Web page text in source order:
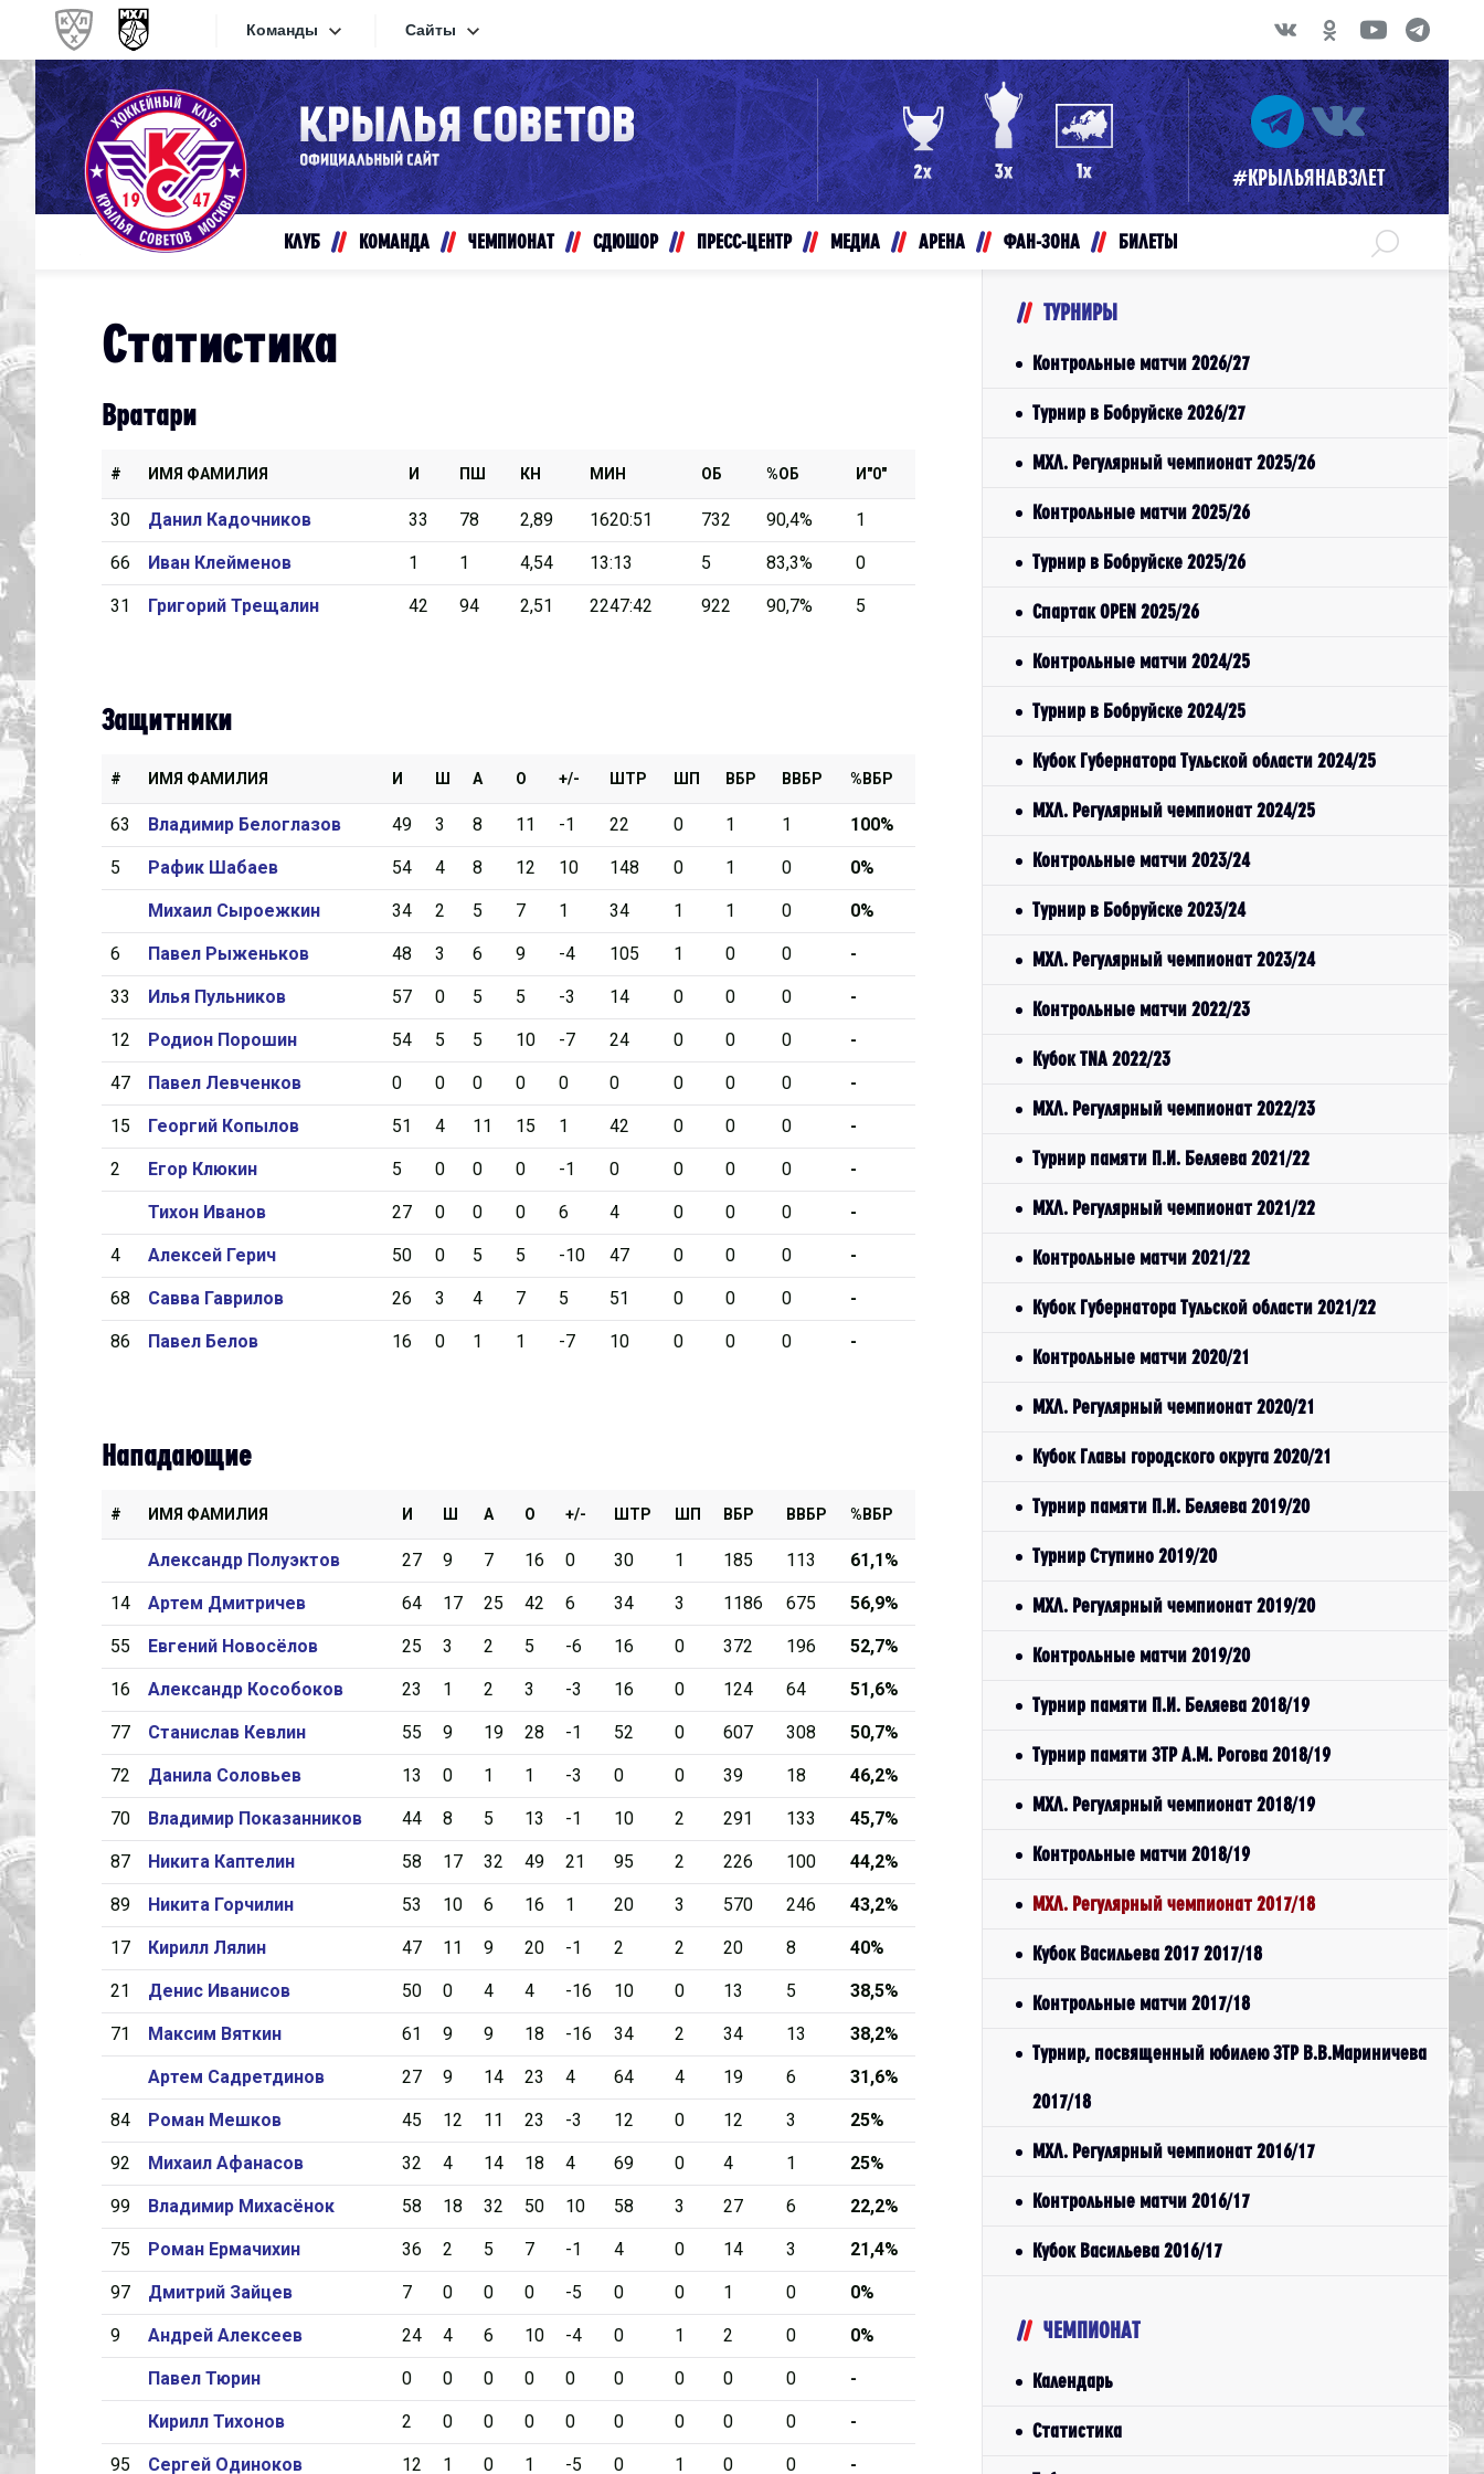
Команды
Конференция «Запад»
Дивизион Золотой
Академия Михайлова
Локо
Дивизион Серебряный
АКМ-Юниор
МХК Спартак-МАХ
СМО МХК Атлант
Тайфун
ХК Капитан
Конференция «Восток»
Дивизион Золотой
Авто
Чайка
Дивизион Серебряный
Красноярские Рыси
Сибирские Cнайперы
Спутник Ал
Тюменский Легион
Сайты
Сайты
Видеотрансляции
Хайлайты
#КРЫЛЬЯНАВЗЛЕТ
КЛУБ КОМАНДА ЧЕМПИОНАТ СДЮШОР ПРЕСС-ЦЕНТР МЕДИА АРЕНА ФАН-ЗОНА БИЛЕТЫ
Статистика
Вратари
# ИМЯ ФАМИЛИЯ И ПШ КН МИН ОБ %ОБ И"0"
30 Данил Кадочников 33 78 2,89 1620:51 732 90,4% 1
66 Иван Клейменов 1 1 4,54 13:13 5 83,3% 0
31 Григорий Трещалин 42 94 2,51 2247:42 922 90,7% 5
Защитники
# ИМЯ ФАМИЛИЯ И Ш А О +/- ШТР ШП ВБР ВВБР %ВБР
63 Владимир Белоглазов 49 3 8 11 -1 22 0 1 1 100%
5 Рафик Шабаев 54 4 8 12 10 148 0 1 0 0%
Михаил Сыроежкин 34 2 5 7 1 34 1 1 0 0%
6 Павел Рыженьков 48 3 6 9 -4 105 1 0 0 -
33 Илья Пульников 57 0 5 5 -3 14 0 0 0 -
12 Родион Порошин 54 5 5 10 -7 24 0 0 0 -
47 Павел Левченков 0 0 0 0 0 0 0 0 0 -
15 Георгий Копылов 51 4 11 15 1 42 0 0 0 -
2 Егор Клюкин 5 0 0 0 -1 0 0 0 0 -
Тихон Иванов 27 0 0 0 6 4 0 0 0 -
4 Алексей Герич 50 0 5 5 -10 47 0 0 0 -
68 Савва Гаврилов 26 3 4 7 5 51 0 0 0 -
86 Павел Белов 16 0 1 1 -7 10 0 0 0 -
Нападающие
# ИМЯ ФАМИЛИЯ И Ш А О +/- ШТР ШП ВБР ВВБР %ВБР
Александр Полуэктов 27 9 7 16 0 30 1 185 113 61,1%
14 Артем Дмитричев 64 17 25 42 6 34 3 1186 675 56,9%
55 Евгений Новосёлов 25 3 2 5 -6 16 0 372 196 52,7%
16 Александр Кособоков 23 1 2 3 -3 16 0 124 64 51,6%
77 Станислав Кевлин 55 9 19 28 -1 52 0 607 308 50,7%
72 Данила Соловьев 13 0 1 1 -3 0 0 39 18 46,2%
70 Владимир Показанников 44 8 5 13 -1 10 2 291 133 45,7%
87 Никита Каптелин 58 17 32 49 21 95 2 226 100 44,2%
89 Никита Горчилин 53 10 6 16 1 20 3 570 246 43,2%
17 Кирилл Лялин 47 11 9 20 -1 2 2 20 8 40%
21 Денис Иванисов 50 0 4 4 -16 10 0 13 5 38,5%
71 Максим Вяткин 61 9 9 18 -16 34 2 34 13 38,2%
Артем Садретдинов 27 9 14 23 4 64 4 19 6 31,6%
84 Роман Мешков 45 12 11 23 -3 12 0 12 3 25%
92 Михаил Афанасов 32 4 14 18 4 69 0 4 1 25%
99 Владимир Михасёнок 58 18 32 50 10 58 3 27 6 22,2%
75 Роман Ермачихин 36 2 5 7 -1 4 0 14 3 21,4%
97 Дмитрий Зайцев 7 0 0 0 -5 0 0 1 0 0%
9 Андрей Алексеев 24 4 6 10 -4 0 1 2 0 0%
Павел Тюрин 0 0 0 0 0 0 0 0 0 -
Кирилл Тихонов 2 0 0 0 0 0 0 0 0 -
95 Сергей Одиноков 12 1 0 1 -5 0 1 0 0 -
ТУРНИРЫ
Контрольные матчи 2026/27
Турнир в Бобруйске 2026/27
МХЛ. Регулярный чемпионат 2025/26
Контрольные матчи 2025/26
Турнир в Бобруйске 2025/26
Спартак OPEN 2025/26
Контрольные матчи 2024/25
Турнир в Бобруйске 2024/25
Кубок Губернатора Тульской области 2024/25
МХЛ. Регулярный чемпионат 2024/25
Контрольные матчи 2023/24
Турнир в Бобруйске 2023/24
МХЛ. Регулярный чемпионат 2023/24
Контрольные матчи 2022/23
Кубок TNA 2022/23
МХЛ. Регулярный чемпионат 2022/23
Турнир памяти П.И. Беляева 2021/22
МХЛ. Регулярный чемпионат 2021/22
Контрольные матчи 2021/22
Кубок Губернатора Тульской области 2021/22
Контрольные матчи 2020/21
МХЛ. Регулярный чемпионат 2020/21
Кубок Главы городского округа 2020/21
Турнир памяти П.И. Беляева 2019/20
Турнир Ступино 2019/20
МХЛ. Регулярный чемпионат 2019/20
Контрольные матчи 2019/20
Турнир памяти П.И. Беляева 2018/19
Турнир памяти ЗТР А.М. Рогова 2018/19
МХЛ. Регулярный чемпионат 2018/19
Контрольные матчи 2018/19
МХЛ. Регулярный чемпионат 2017/18
Кубок Васильева 2017 2017/18
Контрольные матчи 2017/18
Турнир, посвященный юбилею ЗТР В.В.Мариничева
2017/18
МХЛ. Регулярный чемпионат 2016/17
Контрольные матчи 2016/17
Кубок Васильева 2016/17
ЧЕМПИОНАТ
Календарь
Статистика